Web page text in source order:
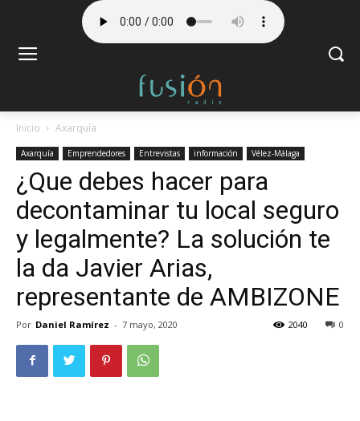
Inicio Axarquía
Axarquía Emprendedores Entrevistas información Vélez-Málaga
¿Que debes hacer para
decontaminar tu local seguro
y legalmente? La solución te
la da Javier Arias,
representante de AMBIZONE
Por Daniel Ramírez - 7 mayo, 2020 0
2040